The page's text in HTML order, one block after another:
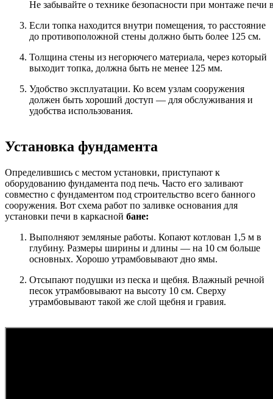
Не забывайте о технике безопасности при монтаже печи
Если топка находится внутри помещения, то расстояние
до противоположной стены должно быть более 125 см.
Толщина стены из негорючего материала, через который
выходит топка, должна быть не менее 125 мм.
Удобство эксплуатации. Ко всем узлам сооружения
должен быть хороший доступ — для обслуживания и
удобства использования.
Установка фундамента
Определившись с местом установки, приступают к
оборудованию фундамента под печь. Часто его заливают
совместно с фундаментом под строительство всего банного
сооружения. Вот схема работ по заливке основания для
установки печи в каркасной бане:
Выполняют земляные работы. Копают котлован 1,5 м в
глубину. Размеры ширины и длины — на 10 см больше
основных. Хорошо утрамбовывают дно ямы.
Отсыпают подушки из песка и щебня. Влажный речной
песок утрамбовывают на высоту 10 см. Сверху
утрамбовывают такой же слой щебня и гравия.